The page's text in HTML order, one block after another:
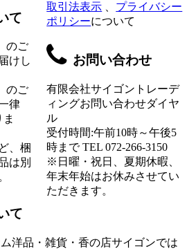
て
のご
けし
のご
律
、梱
は別
取引法表示
プライバシー
ポリシーについて
お問い合わせ
有限会社サイゴントレーデ
ィングお問い合わせダイヤ
ル
受付時間:午前10時～午後5
時まで TEL 072-266-3150
※日曜・祝日、夏期休暇、
年末年始はお休みさせてい
ただきます。
て
洋品・雑貨・香の店サイゴンでは